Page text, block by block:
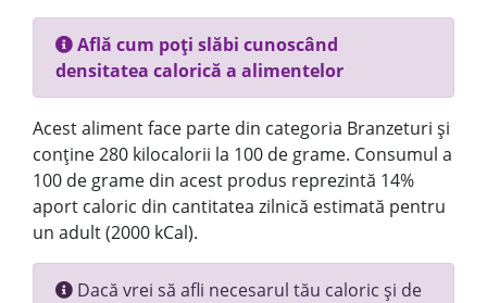
Află cum poți slăbi cunoscând
densitatea calorică a alimentelor
Acest aliment face parte din categoria Branzeturi și
conține 280 kilocalorii la 100 de grame. Consumul a
100 de grame din acest produs reprezintă 14%
aport caloric din cantitatea zilnică estimată pentru
un adult (2000 kCal).
Dacă vrei să afli necesarul tău caloric și de